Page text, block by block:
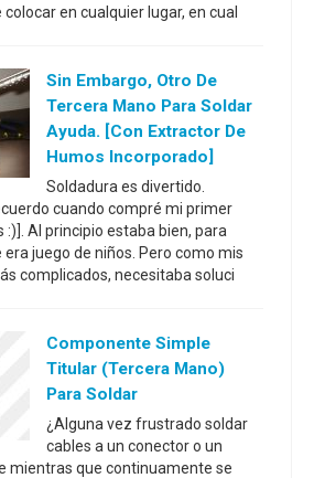
en cualquier lugar, en cual
Sin Embargo, Otro De
Tercera Mano Para Soldar
Ayuda. [con Extractor De
Humos Incorporado]
Soldadura es divertido.
cuando compré mi primer
Al principio estaba bien, para
juego de niños. Pero como mis
complicados, necesitaba soluci
Componente Simple
Titular (tercera Mano)
Para Soldar
¿Alguna vez frustrado soldar
cables a un conector o un
mientras que continuamente se